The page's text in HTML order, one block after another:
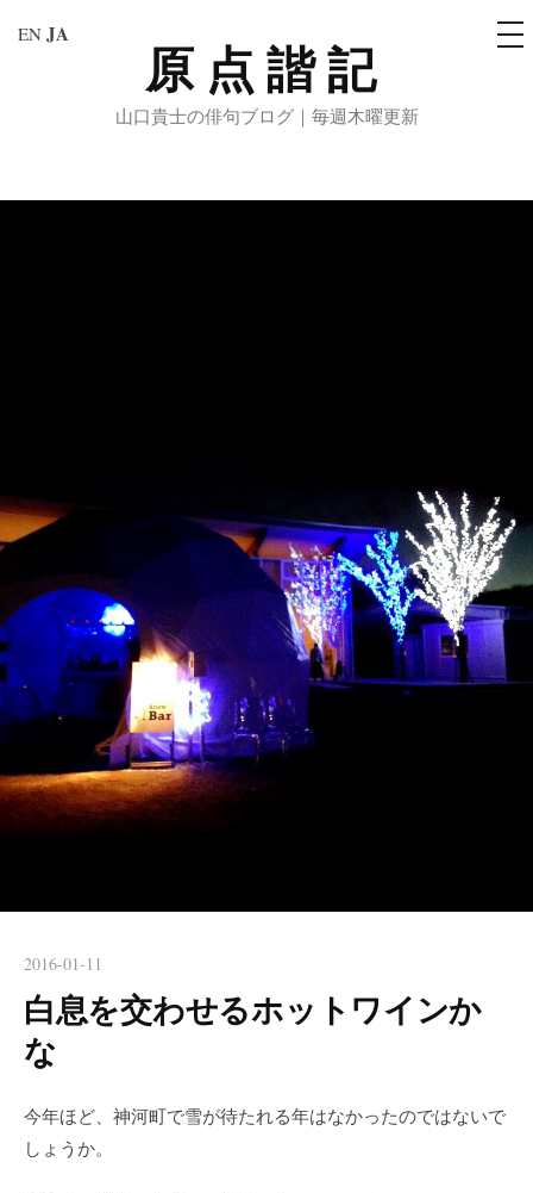
原点諧記
山口貴士の俳句ブログ｜毎週木曜更新
メ
ニ
2016-01-11
白息を交わせるホットワインか
な
今年ほど、神河町で雪が待たれる年はなかったのではないで
しょうか。
EN JA